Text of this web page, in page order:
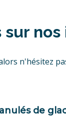
nos
n'hésitez
de